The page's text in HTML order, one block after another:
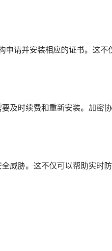
申请并安装相应的证书。这不
及时续费和重新安装。加密
威胁。这不仅可以帮助实时防